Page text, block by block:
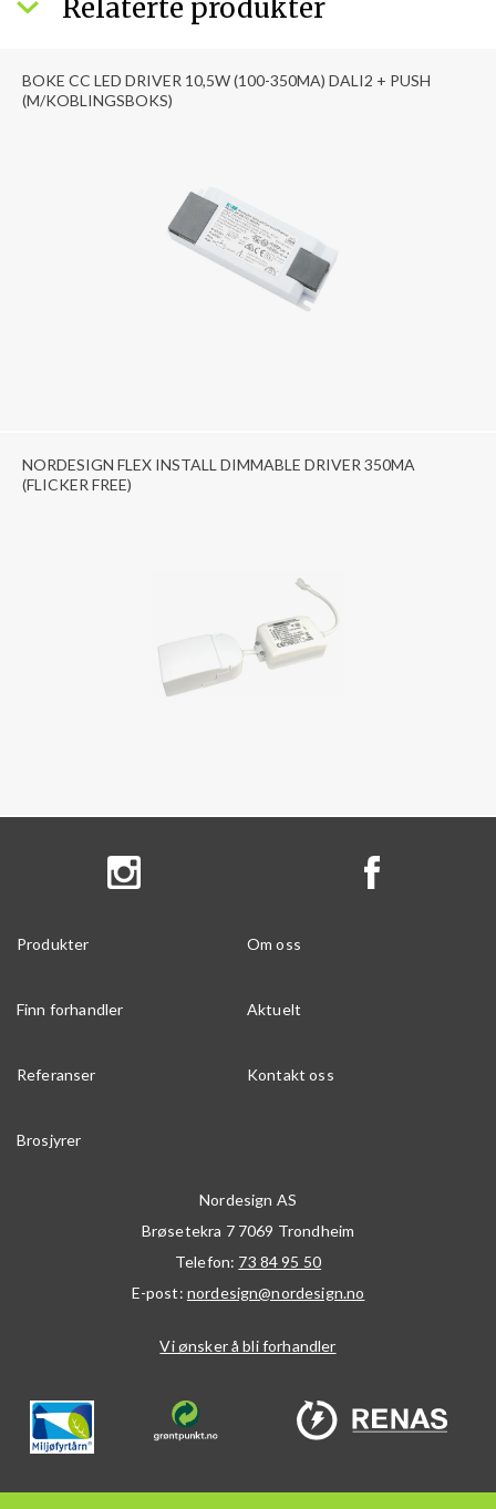
Relaterte produkter
BOKE CC LED DRIVER 10,5W (100-350MA) DALI2 + PUSH
(M/KOBLINGSBOKS)
NORDESIGN FLEX INSTALL DIMMABLE DRIVER 350MA
(FLICKER FREE)
Produkter Om oss
Finn forhandler Aktuelt
Referanser Kontakt oss
Brosjyrer
Nordesign AS
Brøsetekra 7 7069 Trondheim
Telefon: 73 84 95 50
E-post: nordesign@nordesign.no
Vi ønsker å bli forhandler